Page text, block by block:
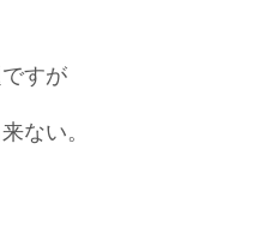
すが
ない。